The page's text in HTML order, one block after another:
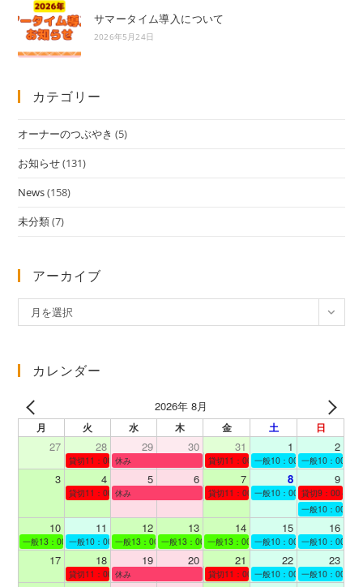
サマータイム導入について
2026年5月24日
カテゴリー
オーナーのつぶやき (5)
お知らせ(131)
News(158)
未分類(7)
アーカイブ
ー
イ
月を選択
カレンダー
2026年 8月
月 火 水 木 金 土 日
27 28 29 30 31 1 2
貸切11：00～12：00
休み 貸切11：00～12：00一般10：00～19：00
一般10：00～
3 4 5 6 7 8 9
貸切11：00～12：00
休み 貸切11：00～12：00一般10：00～19：00
貸切9：00～10
一般10：00～
10 11 12 13 14 15 16
一般13：00～19：00一般10：00～19：00一般13：00～19：00一般13：00～19：00一般13：00～19：00一般10：00～19：00
一般10：00～
17 18 19 20 21 22 23
貸切11：00～12：00
休み 貸切11：00～13：00一般10：00～19：00
一般10：00～